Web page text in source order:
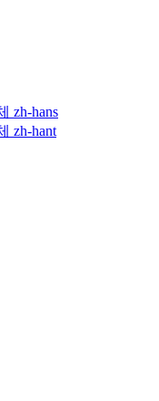
zh-hans
zh-hant